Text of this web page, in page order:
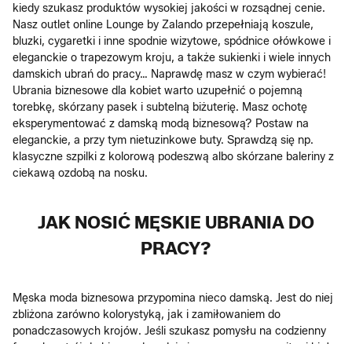
kiedy szukasz produktów wysokiej jakości w rozsądnej cenie.
Nasz outlet online Lounge by Zalando przepełniają koszule,
bluzki, cygaretki i inne spodnie wizytowe, spódnice ołówkowe i
eleganckie o trapezowym kroju, a także sukienki i wiele innych
damskich ubrań do pracy… Naprawdę masz w czym wybierać!
Ubrania biznesowe dla kobiet warto uzupełnić o pojemną
torebkę, skórzany pasek i subtelną biżuterię. Masz ochotę
eksperymentować z damską modą biznesową? Postaw na
eleganckie, a przy tym nietuzinkowe buty. Sprawdzą się np.
klasyczne szpilki z kolorową podeszwą albo skórzane baleriny z
ciekawą ozdobą na nosku.
JAK NOSIĆ MĘSKIE UBRANIA DO
PRACY?
Męska moda biznesowa przypomina nieco damską. Jest do niej
zbliżona zarówno kolorystyką, jak i zamiłowaniem do
ponadczasowych krojów. Jeśli szukasz pomysłu na codzienny